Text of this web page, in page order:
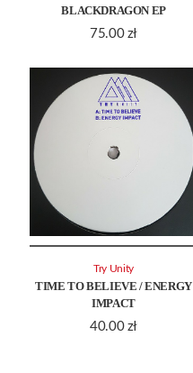
BLACKDRAGON EP
75.00 zł
TIME TO BELIEVE / ENERGY
IMPACT
40.00 zł
Try Unity